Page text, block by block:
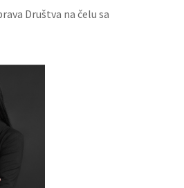
Društva na čelu sa